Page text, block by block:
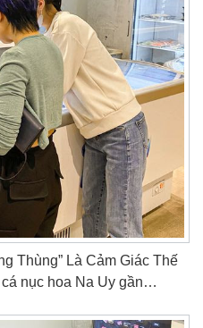
Thùng” Là Cảm Giác Thế
cá nục hoa Na Uy gần…